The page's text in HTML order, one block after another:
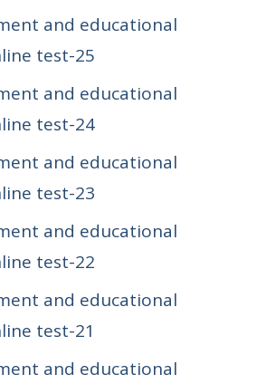
and educational
test-25
and educational
test-24
and educational
test-23
and educational
test-22
and educational
test-21
and educational